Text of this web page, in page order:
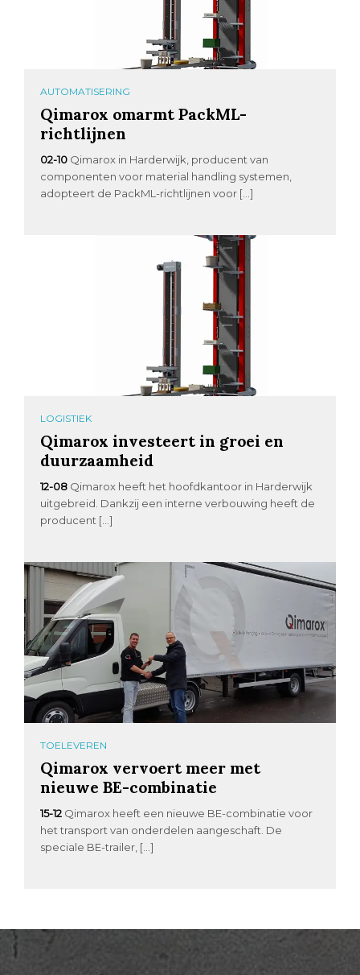
AUTOMATISERING
Qimarox omarmt PackML-
richtlijnen
02-10 Qimarox in Harderwijk, producent van
componenten voor material handling systemen,
adopteert de PackML-richtlijnen voor […]
LOGISTIEK
Qimarox investeert in groei en
duurzaamheid
12-08 Qimarox heeft het hoofdkantoor in Harderwijk
uitgebreid. Dankzij een interne verbouwing heeft de
producent […]
TOELEVEREN
Qimarox vervoert meer met
nieuwe BE-combinatie
15-12 Qimarox heeft een nieuwe BE-combinatie voor
het transport van onderdelen aangeschaft. De
speciale BE-trailer, […]